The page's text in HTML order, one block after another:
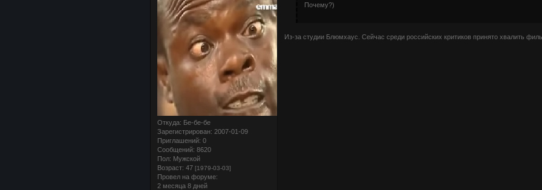
Откуда: Бе-бе-бе
Зарегистрирован: 2007-01-09
Приглашений: 0
Сообщений: 8620
Пол: Мужской
Возраст: 47 [1979-03-03]
Провел на форуме:
2 месяца 8 дней
Почему?)
Из-за студии Блюмхаус. Сейчас среди российских критиков принято хвалить